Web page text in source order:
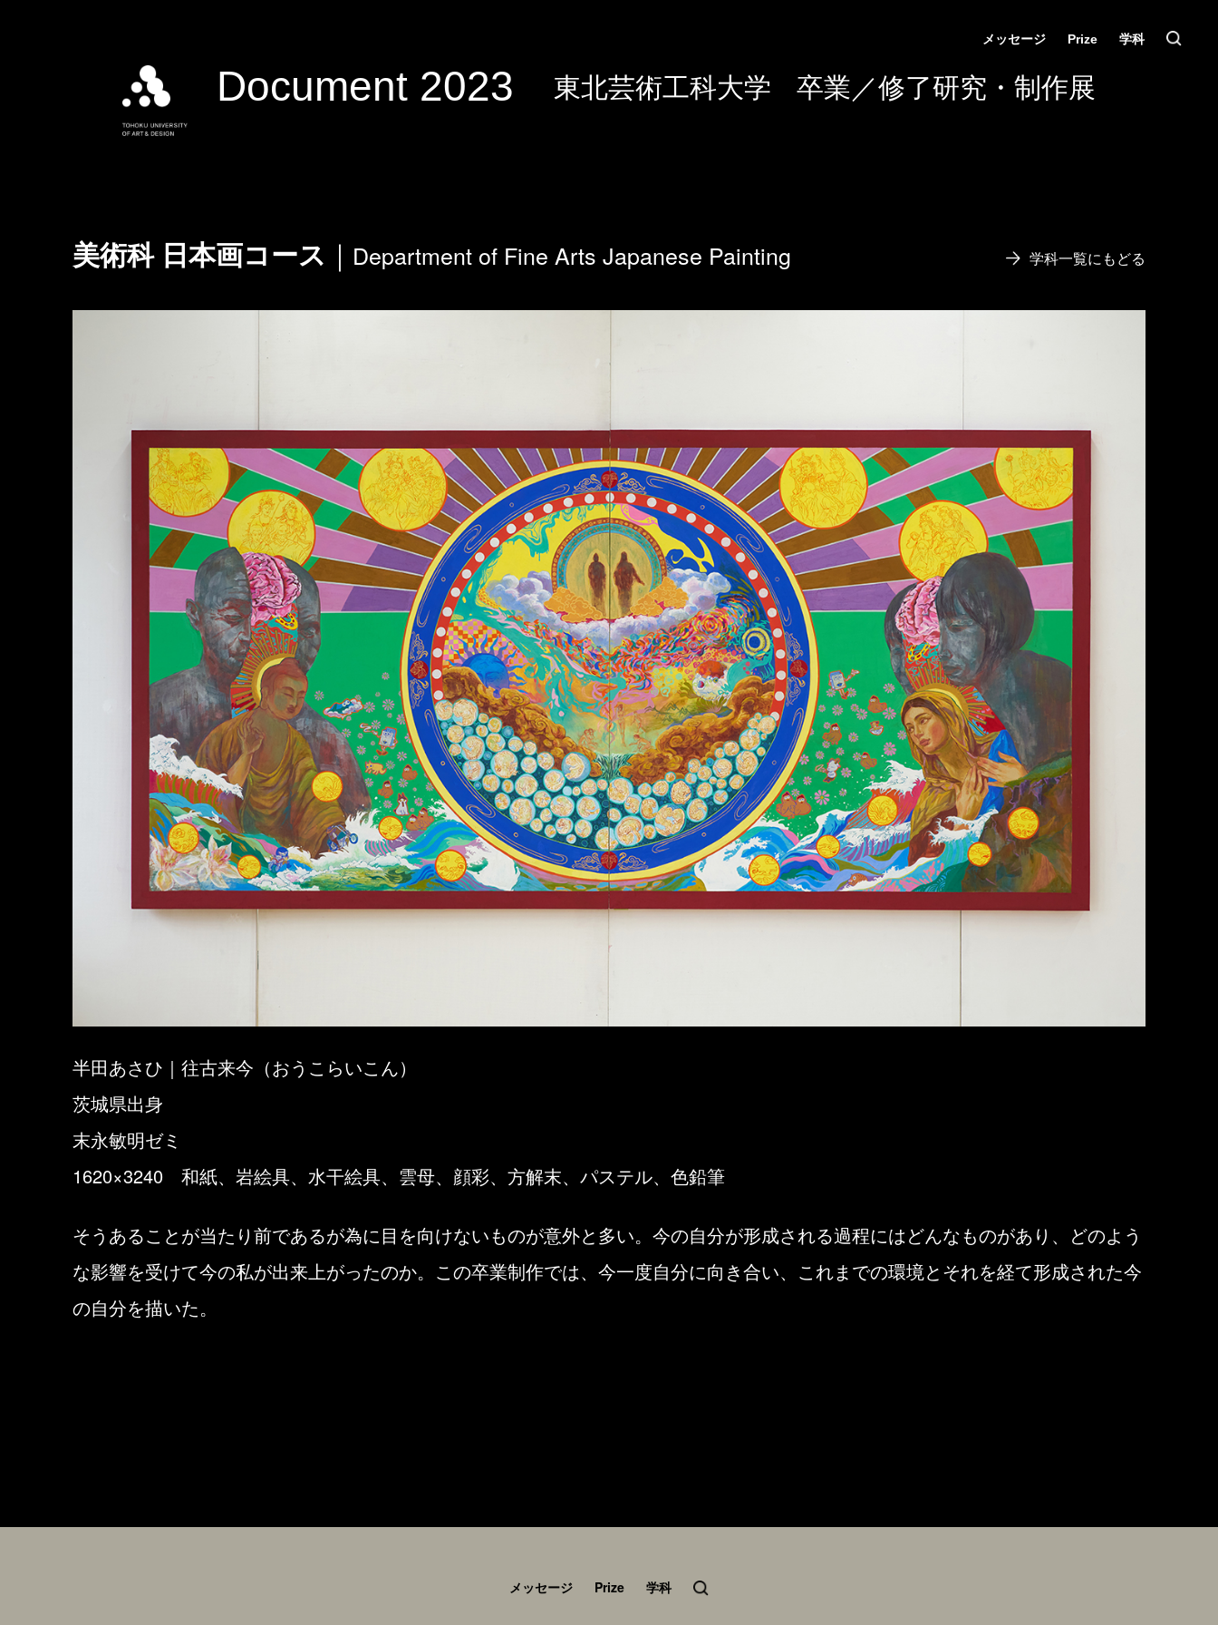
Document 2023 東北芸術工科大学 卒業／修了研究・制作展
メッセージ Prize 学科
学科一覧にもどる
美術科 日本画コース Department of Fine Arts Japanese Painting
半田あさひ｜往古来今（おうこらいこん）
茨城県出身
末永敏明ゼミ
1620×3240 和紙、岩絵具、水干絵具、雲母、顔彩、方解末、パステル、色鉛筆
そうあることが当たり前であるが為に目を向けないものが意外と多い。今の自分が形成される過程にはどんなものがあり、どのよう
な影響を受けて今の私が出来上がったのか。この卒業制作では、今一度自分に向き合い、これまでの環境とそれを経て形成された今
の自分を描いた。
メッセージ Prize 学科